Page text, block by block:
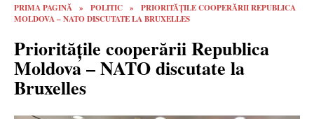
PRIMA PAGINĂ » POLITIC »
PRIORITĂȚILE COOPERĂRII REPUBLICA
MOLDOVA – NATO DISCUTATE LA BRUXELLES
Prioritățile cooperării Republica
Moldova – NATO discutate la
Bruxelles